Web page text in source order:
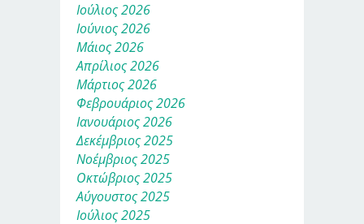
Ιούλιος 2026
Ιούνιος 2026
Μάιος 2026
Απρίλιος 2026
Μάρτιος 2026
Φεβρουάριος 2026
Ιανουάριος 2026
Δεκέμβριος 2025
Νοέμβριος 2025
Οκτώβριος 2025
Αύγουστος 2025
Ιούλιος 2025